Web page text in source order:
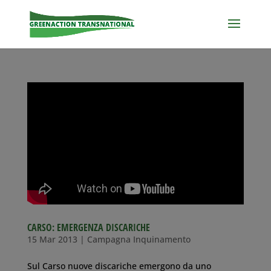
CARSO: EMERGENZA DISCARICHE
15 Mar 2013 | Campagna Inquinamento
Sul Carso nuove discariche emergono da uno